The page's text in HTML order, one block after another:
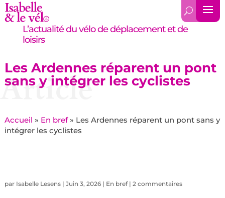
L’actualité du vélo de déplacement et de
loisirs
Les Ardennes réparent un pont
sans y intégrer les cyclistes
Article
Accueil » En bref» Les Ardennes réparent un pont sans y
intégrer les cyclistes
par Isabelle Lesens| Juin 3, 2026| En bref| 2 commentaires